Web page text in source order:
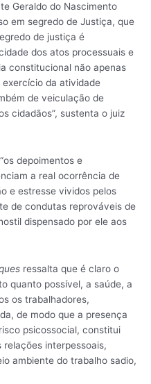
Geraldo do Nascimento
em segredo de Justiça, que
de justiça é
dos atos processuais e
constitucional não apenas
da atividade
de veiculação de
cidadãos”, sustenta o juiz
depoimentos e
a real ocorrência de
e estresse vividos pelos
de condutas reprováveis de
dispensado por ele aos
ressalta que é claro o
quanto possível, a saúde, a
os trabalhadores,
de modo que a presença
psicossocial, constitui
interpessoais,
ambiente do trabalho sadio,